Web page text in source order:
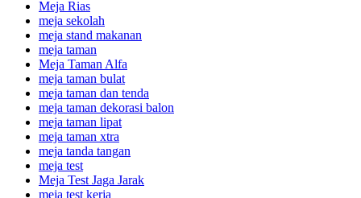
Meja Rias
meja sekolah
meja stand makanan
meja taman
Meja Taman Alfa
meja taman bulat
meja taman dan tenda
meja taman dekorasi balon
meja taman lipat
meja taman xtra
meja tanda tangan
meja test
Meja Test Jaga Jarak
meja test kerja